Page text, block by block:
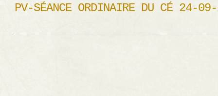
PV-SÉANCE ORDINAIRE DU CÉ 24-